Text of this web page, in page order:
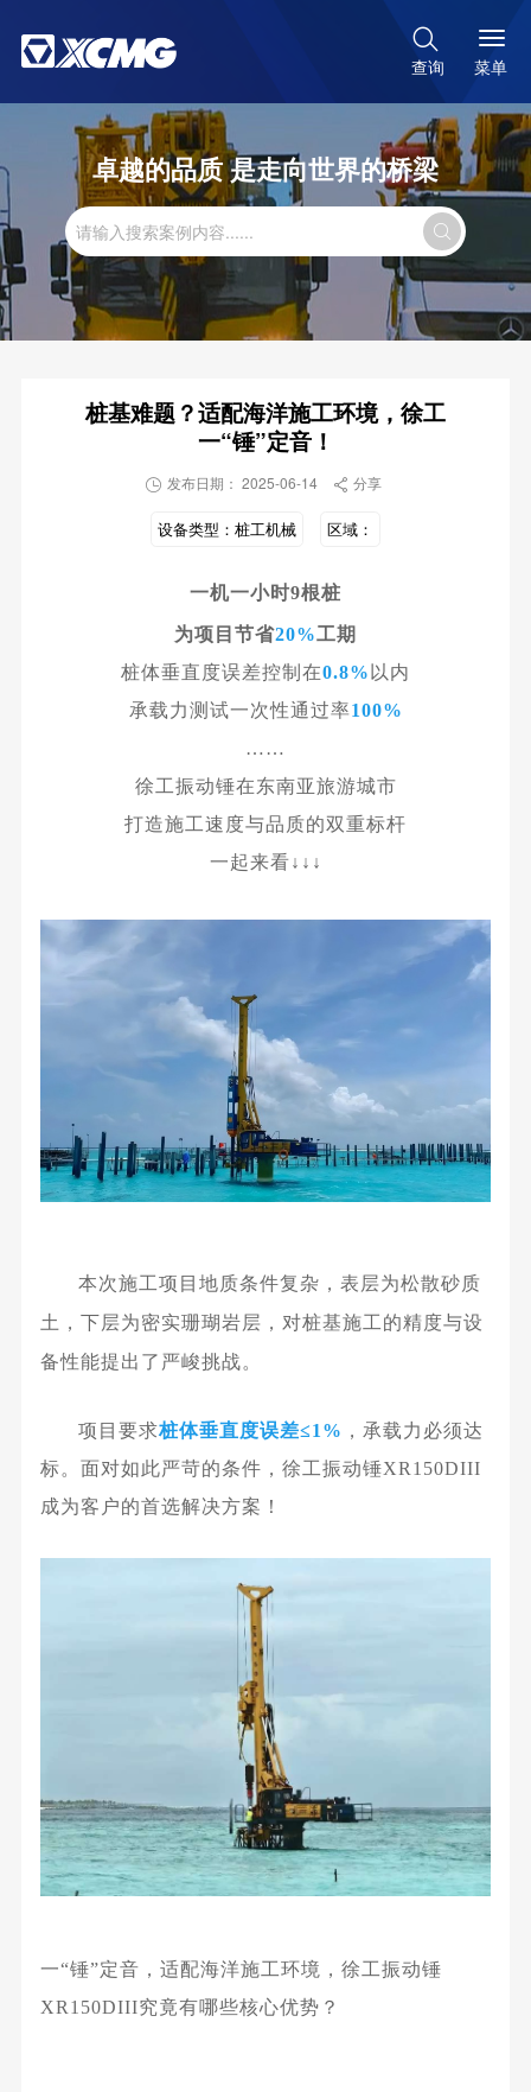

查询 菜单
卓越的品质 是走向世界的桥梁

桩基难题？适配海洋施工环境，徐工
一“锤”定音！
 发布日期： 2025-06-14  分享
设备类型： 桩工机械 区域：
一机一小时9根桩
为项目节省20%工期
桩体垂直度误差控制在0.8% 以内
承载力测试一次性通过率100%
……
徐工振动锤在东南亚旅游城市
打造施工速度与品质的双重标杆
一起来看↓↓↓
本次施工项目 地质条件复杂，表层为松散砂质
土，下层为密实珊瑚岩层 ， 对桩基施工的精度与设
备性能提出了严峻挑战。
项目要求桩体垂直度误差≤1% ，承载力必须达
标。面对如此严苛的条件，徐工振动锤XR150DIII
成为客户的首选解决方案！
一“锤”定音，适配海洋施工环境，徐工振动锤
XR150DIII究竟有哪些核心优势？